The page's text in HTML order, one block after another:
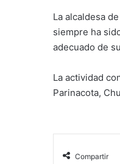
La alcaldesa
siempre ha
adecuado de
La actividad
Parinacota,
Compartir